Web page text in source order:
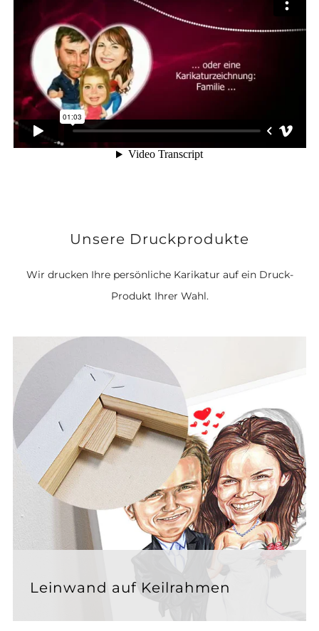
Unsere Druckprodukte
Wir drucken Ihre persönliche Karikatur auf ein Druck-
Produkt Ihrer Wahl.
Leinwand auf Keilrahmen